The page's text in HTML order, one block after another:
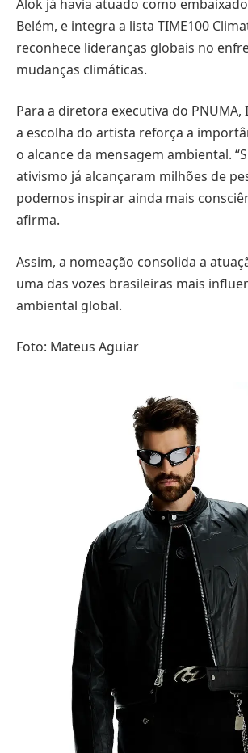
Alok já havia atuado como
Belém, e integra a lista TIME100
reconhece lideranças globais no
mudanças climáticas.
Para a diretora executiva do PNUMA,
a escolha do artista reforça a
o alcance da mensagem ambiental.
ativismo já alcançaram milhões de
podemos inspirar ainda mais
afirma.
Assim, a nomeação consolida a
uma das vozes brasileiras mais
ambiental global.
Foto: Mateus Aguiar